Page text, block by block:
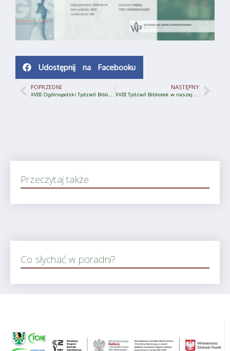
Udostępnij na Facebooku
POPRZEDNI
XVIII Ogólnopolski Tydzień Bibliotek
NASTĘPNY
XVIII Tydzień Bibliotek w naszej bibliotece c.d.
Przeczytaj także
Co słychać w poradni?